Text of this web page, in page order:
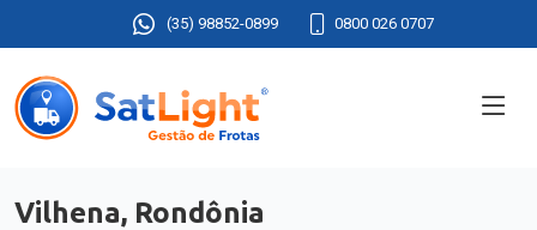
(35) 98852-0899 0800 026 0707
Vilhena, Rondônia